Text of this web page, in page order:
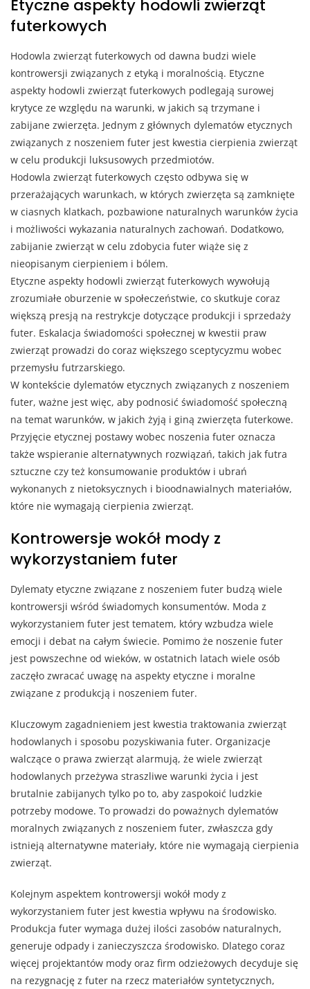
Etyczne aspekty hodowli zwierząt
futerkowych
Hodowla zwierząt futerkowych od dawna budzi wiele
kontrowersji związanych z etyką i moralnością. Etyczne
aspekty hodowli zwierząt futerkowych podlegają surowej
krytyce ze względu na warunki, w jakich są trzymane i
zabijane zwierzęta. Jednym z głównych dylematów etycznych
związanych z noszeniem futer jest kwestia cierpienia zwierząt
w celu produkcji luksusowych przedmiotów.
Hodowla zwierząt futerkowych często odbywa się w
przerażających warunkach, w których zwierzęta są zamknięte
w ciasnych klatkach, pozbawione naturalnych warunków życia
i możliwości wykazania naturalnych zachowań. Dodatkowo,
zabijanie zwierząt w celu zdobycia futer wiąże się z
nieopisanym cierpieniem i bólem.
Etyczne aspekty hodowli zwierząt futerkowych wywołują
zrozumiałe oburzenie w społeczeństwie, co skutkuje coraz
większą presją na restrykcje dotyczące produkcji i sprzedaży
futer. Eskalacja świadomości społecznej w kwestii praw
zwierząt prowadzi do coraz większego sceptycyzmu wobec
przemysłu futrzarskiego.
W kontekście dylematów etycznych związanych z noszeniem
futer, ważne jest więc, aby podnosić świadomość społeczną
na temat warunków, w jakich żyją i giną zwierzęta futerkowe.
Przyjęcie etycznej postawy wobec noszenia futer oznacza
także wspieranie alternatywnych rozwiązań, takich jak futra
sztuczne czy też konsumowanie produktów i ubrań
wykonanych z nietoksycznych i bioodnawialnych materiałów,
które nie wymagają cierpienia zwierząt.
Kontrowersje wokół mody z
wykorzystaniem futer
Dylematy etyczne związane z noszeniem futer budzą wiele
kontrowersji wśród świadomych konsumentów. Moda z
wykorzystaniem futer jest tematem, który wzbudza wiele
emocji i debat na całym świecie. Pomimo że noszenie futer
jest powszechne od wieków, w ostatnich latach wiele osób
zaczęło zwracać uwagę na aspekty etyczne i moralne
związane z produkcją i noszeniem futer.
Kluczowym zagadnieniem jest kwestia traktowania zwierząt
hodowlanych i sposobu pozyskiwania futer. Organizacje
walczące o prawa zwierząt alarmują, że wiele zwierząt
hodowlanych przeżywa straszliwe warunki życia i jest
brutalnie zabijanych tylko po to, aby zaspokoić ludzkie
potrzeby modowe. To prowadzi do poważnych dylematów
moralnych związanych z noszeniem futer, zwłaszcza gdy
istnieją alternatywne materiały, które nie wymagają cierpienia
zwierząt.
Kolejnym aspektem kontrowersji wokół mody z
wykorzystaniem futer jest kwestia wpływu na środowisko.
Produkcja futer wymaga dużej ilości zasobów naturalnych,
generuje odpady i zanieczyszcza środowisko. Dlatego coraz
więcej projektantów mody oraz firm odzieżowych decyduje się
na rezygnację z futer na rzecz materiałów syntetycznych,